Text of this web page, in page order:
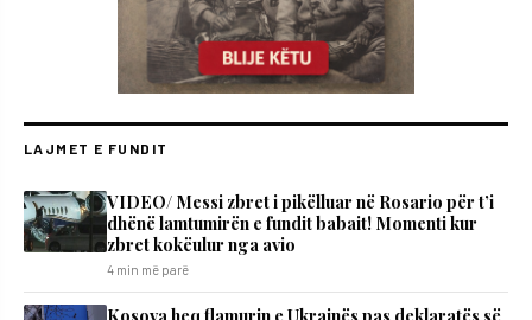
LAJMET E FUNDIT
VIDEO/ Messi zbret i pikëlluar në Rosario për t’i
dhënë lamtumirën e fundit babait! Momenti kur
zbret kokëulur nga avio
4 min më parë